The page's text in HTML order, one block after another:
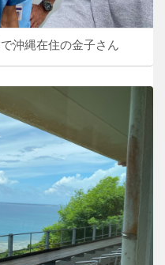
沖縄在住の金子さん